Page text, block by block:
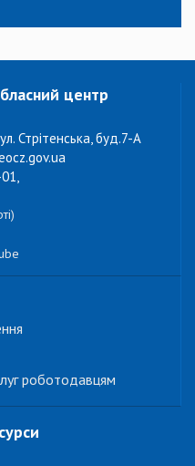
центр
Стрітенська, буд.7-А
роботодавцям